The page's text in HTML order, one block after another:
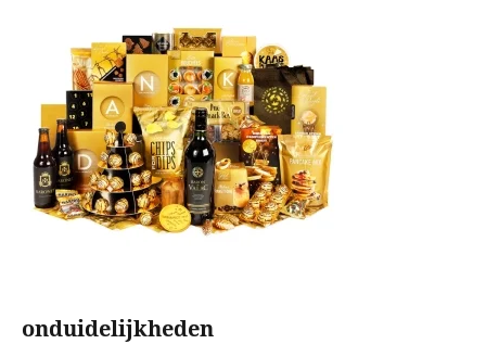
onduidelijkheden